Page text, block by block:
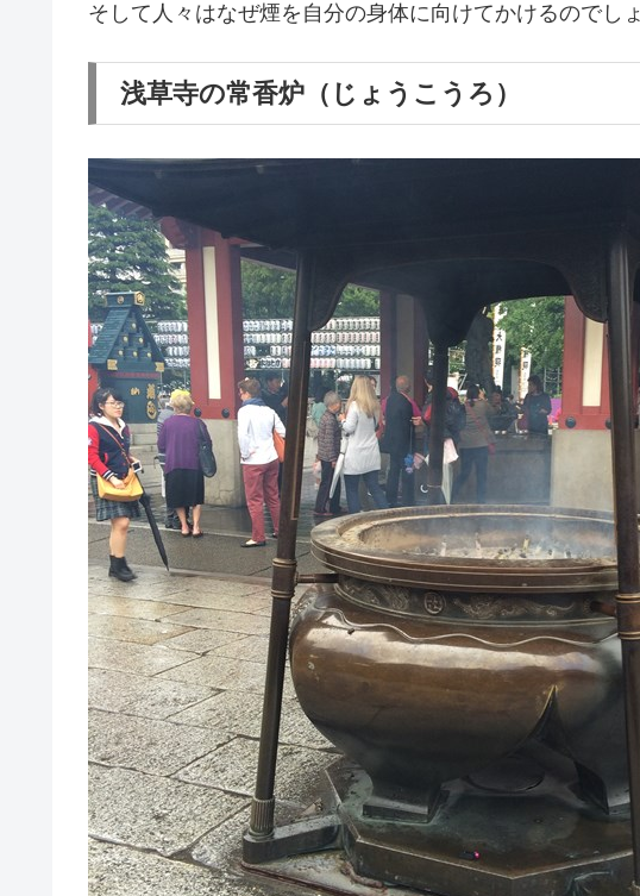
そして人々はなぜ煙を自分の身体に向けてかけるのでしょ
浅草寺の常香炉（じょうこうろ）